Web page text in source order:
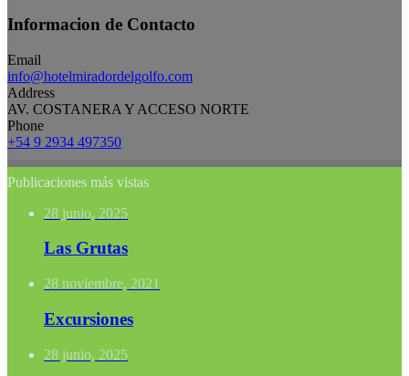
Informacion de Contacto
Email
info@hotelmiradordelgolfo.com
Address
AV. COSTANERA Y ACCESO NORTE
Phone
+54 9 2934 497350
Publicaciones más vistas
28 junio, 2025
Las Grutas
28 noviembre, 2021
Excursiones
28 junio, 2025